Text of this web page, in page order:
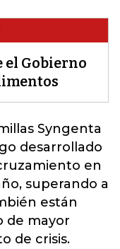
el Gobierno
Syngenta
desarrollado
en
superando a
están
de mayor
de crisis.